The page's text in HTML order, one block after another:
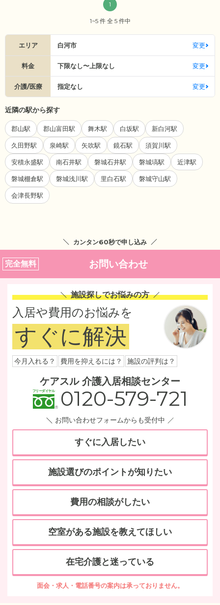
1
1~5 件 全 5 件中
エリア 白河市 変更
料金 下限なし〜上限なし 変更
介護/医療 指定なし 変更
近隣の駅から探す
郡山駅 郡山富田駅 舞木駅 白坂駅 新白河駅
久田野駅 泉崎駅 矢吹駅 鏡石駅 須賀川駅
安積永盛駅 南石井駅 磐城石井駅 磐城塙駅 近津駅
磐城棚倉駅 磐城浅川駅 里白石駅 磐城守山駅
会津長野駅
カンタン60秒で申し込み
完全無料 お問い合わせ
施設探しでお悩みの方
入居や費用のお悩みを
すぐに解決
今月入れる？ 費用を抑えるには？ 施設の評判は？
ケアスル 介護入居相談センター
0120-579-721
お問い合わせフォームからも受付中
すぐに入居したい
施設選びのポイントが知りたい
費用の相談がしたい
空室がある施設を教えてほしい
在宅介護と迷っている
面会・求人・電話番号の案内は承っておりません。